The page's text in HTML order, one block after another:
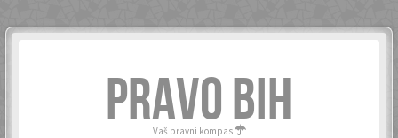
PRAVO BIH
Vaš pravni kompas